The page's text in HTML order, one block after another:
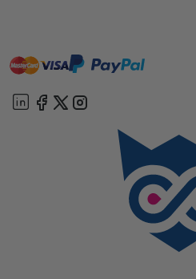
mastervisa paypal